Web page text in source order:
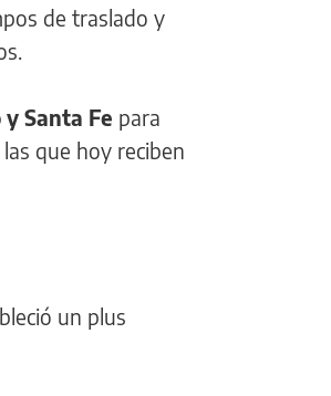
de traslado y
Santa Fe para
que hoy reciben
un plus